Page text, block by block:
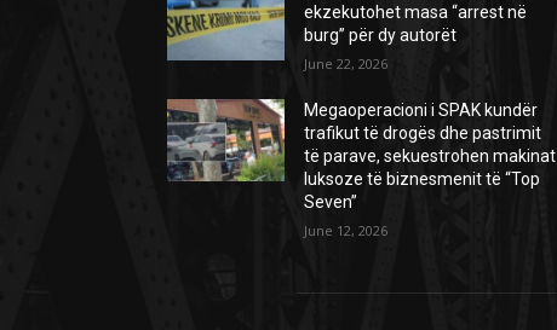
ekzekutohet masa “arrest në
burg” për dy autorët
June 22, 2026
Megaoperacioni i SPAK kundër
trafikut të drogës dhe pastrimit
të parave, sekuestrohen makinat
luksoze të biznesmenit të “Top
Seven”
June 12, 2026